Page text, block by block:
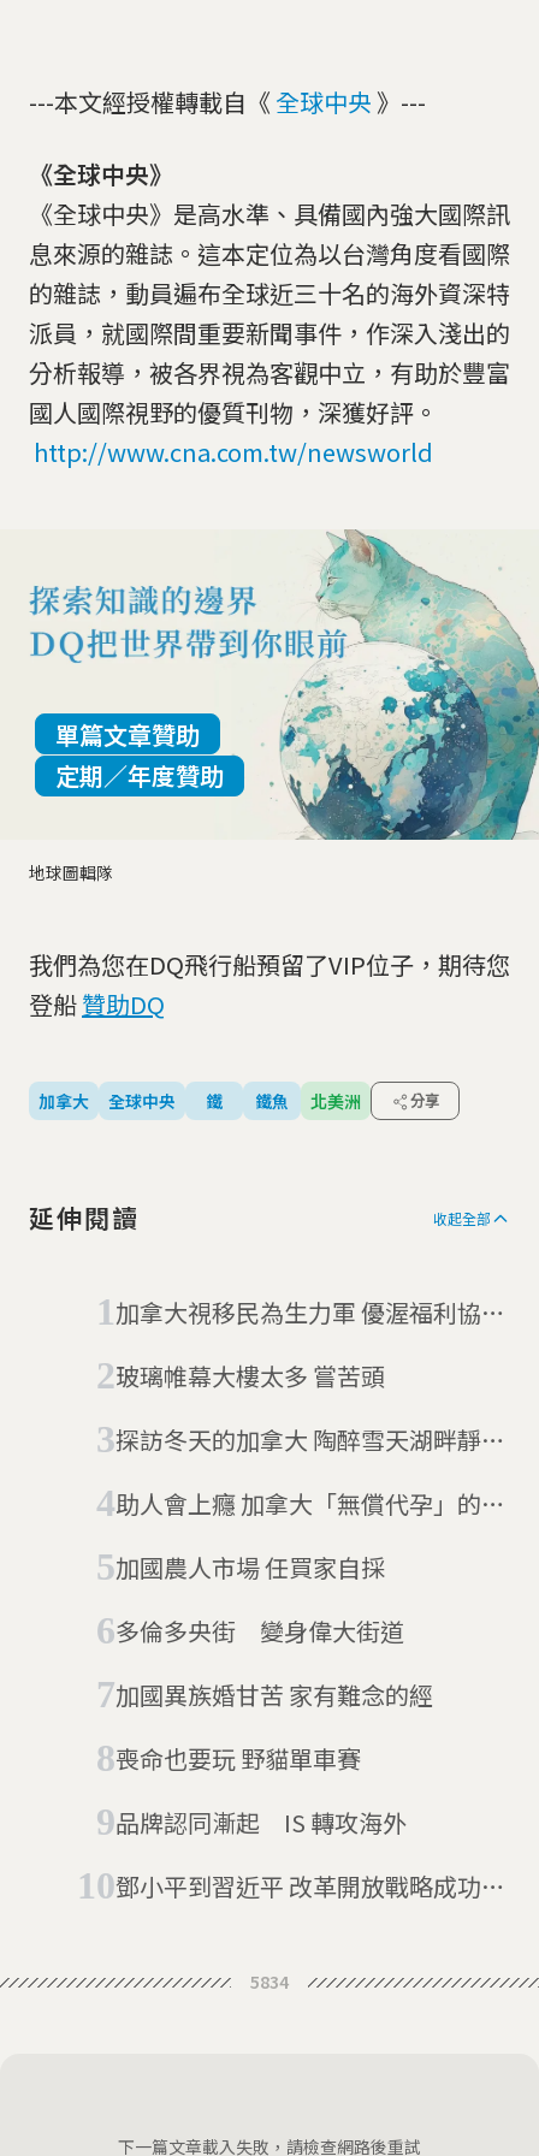
---本文經授權轉載自《 全球中央 》---
《全球中央》
《全球中央》是高水準、具備國內強大國際訊
息來源的雜誌。這本定位為以台灣角度看國際
的雜誌，動員遍布全球近三十名的海外資深特
派員，就國際間重要新聞事件，作深入淺出的
分析報導，被各界視為客觀中立，有助於豐富
國人國際視野的優質刊物，深獲好評。
http://www.cna.com.tw/newsworld
地球圖輯隊
單篇文章贊助
定期／年度贊助
我們為您在DQ飛行船預留了VIP位子，期待您
登船贊助DQ
加拿大 全球中央 鐵 鐵魚 北美洲 分享
延伸閱讀 收起全部
加拿大視移民為生力軍 優渥福利協助
玻璃帷幕大樓太多 嘗苦頭
探訪冬天的加拿大 陶醉雪天湖畔靜謐
助人會上癮 加拿大「無償代孕」的故
加國農人市場 任買家自採
多倫多央街 變身偉大街道
加國異族婚甘苦 家有難念的經
喪命也要玩 野貓單車賽
品牌認同漸起 IS 轉攻海外
鄧小平到習近平 改革開放戰略成功了
5834
下一篇文章載入失敗，請檢查網路後重試